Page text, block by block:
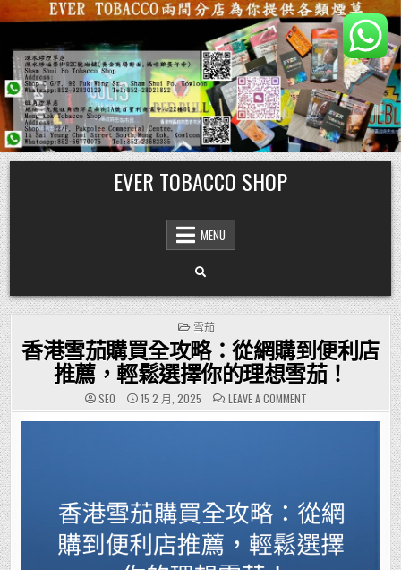
Skip
to
content
EVER TOBACCO SHOP
MENU
POSTED
IN
雪茄
香港雪茄購買全攻略：從網購到便利店
推薦，輕鬆選擇你的理想雪茄！
SEO 15 2 月, 2025 LEAVE A COMMENT
香
港
從
網
購
到
便
利